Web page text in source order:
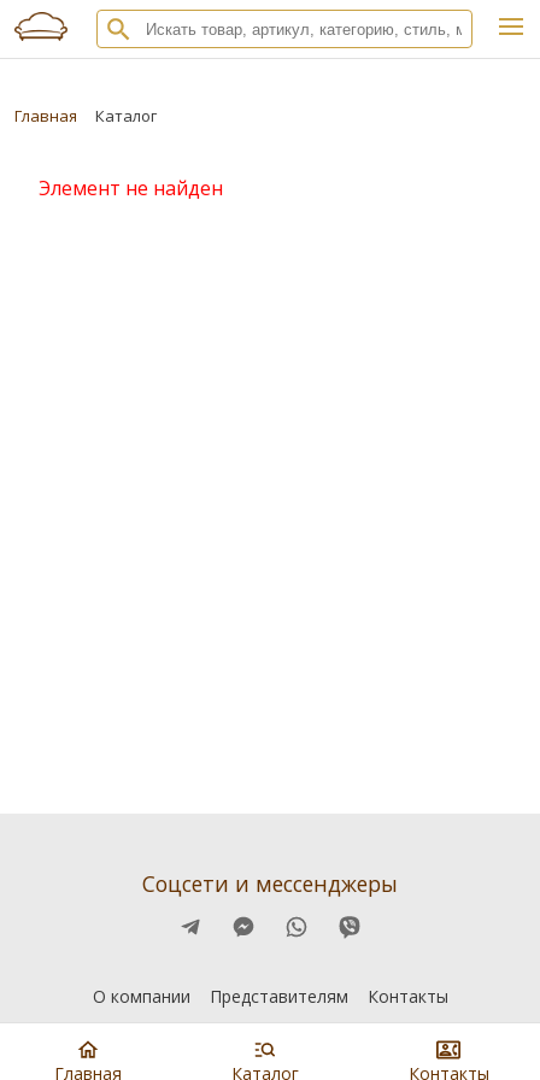
Главная Каталог
Элемент не найден
Соцсети и мессенджеры
О компании Представителям Контакты
Главная Каталог Контакты